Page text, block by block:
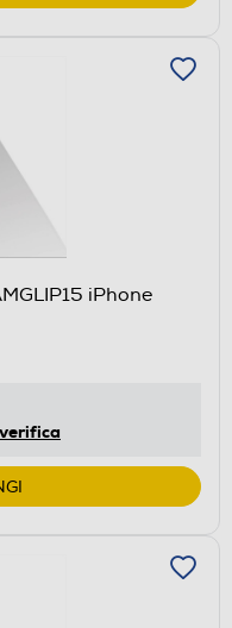
iPhone
verifica